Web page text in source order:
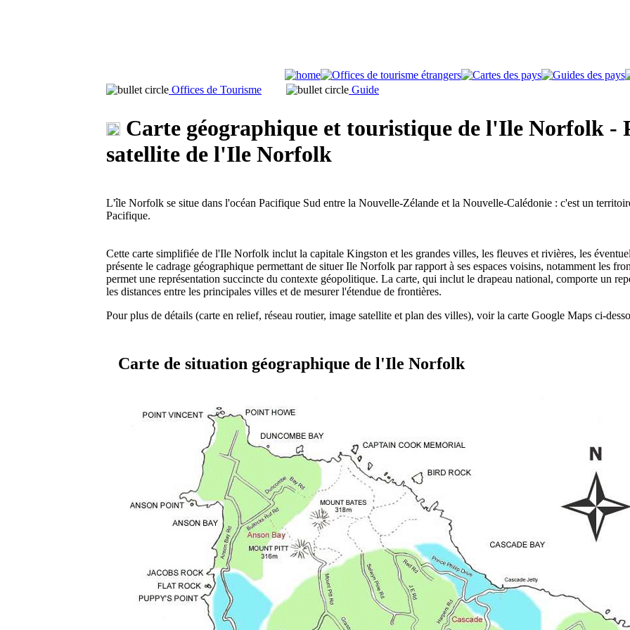
Offices de Tourisme Guide
Carte géographique et touristique de l'Ile Norfolk -
satellite de l'Ile Norfolk
L'île Norfolk se situe dans l'océan Pacifique Sud entre la Nouvelle-Zélande et la Nouvelle-Calédonie : c'est un
Pacifique.
Cette carte simplifiée de l'Ile Norfolk inclut la capitale Kingston et les grandes villes, les fleuves et rivières, les
présente le cadrage géographique permettant de situer Ile Norfolk par rapport à ses espaces voisins, notamment les
permet une représentation succincte du contexte géopolitique. La carte, qui inclut le drapeau national, comporte un
les distances entre les principales villes et de mesurer l'étendue de frontières.
Pour plus de détails (carte en relief, réseau routier, image satellite et plan des villes), voir la carte Google Maps ci-
Carte de situation géographique de l'Ile Norfolk